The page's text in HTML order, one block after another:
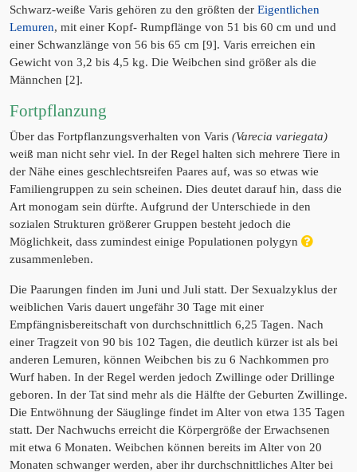
Schwarz-weiße Varis gehören zu den größten der Eigentlichen
Lemuren, mit einer Kopf- Rumpflänge von 51 bis 60 cm und und
einer Schwanzlänge von 56 bis 65 cm [9]. Varis erreichen ein
Gewicht von 3,2 bis 4,5 kg. Die Weibchen sind größer als die
Männchen [2].
Fortpflanzung
Über das Fortpflanzungsverhalten von Varis (Varecia variegata)
weiß man nicht sehr viel. In der Regel halten sich mehrere Tiere in
der Nähe eines geschlechtsreifen Paares auf, was so etwas wie
Familiengruppen zu sein scheinen. Dies deutet darauf hin, dass die
Art monogam sein dürfte. Aufgrund der Unterschiede in den
sozialen Strukturen größerer Gruppen besteht jedoch die
Möglichkeit, dass zumindest einige Populationen polygyn
zusammenleben.
Die Paarungen finden im Juni und Juli statt. Der Sexualzyklus der
weiblichen Varis dauert ungefähr 30 Tage mit einer
Empfängnisbereitschaft von durchschnittlich 6,25 Tagen. Nach
einer Tragzeit von 90 bis 102 Tagen, die deutlich kürzer ist als bei
anderen Lemuren, können Weibchen bis zu 6 Nachkommen pro
Wurf haben. In der Regel werden jedoch Zwillinge oder Drillinge
geboren. In der Tat sind mehr als die Hälfte der Geburten Zwillinge.
Die Entwöhnung der Säuglinge findet im Alter von etwa 135 Tagen
statt. Der Nachwuchs erreicht die Körpergröße der Erwachsenen
mit etwa 6 Monaten. Weibchen können bereits im Alter von 20
Monaten schwanger werden, aber ihr durchschnittliches Alter bei